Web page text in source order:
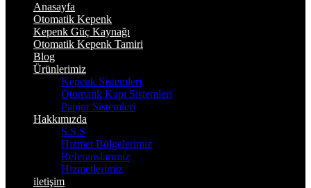
Anasayfa
Otomatik Kepenk
Kepenk Güç Kaynağı
Otomatik Kepenk Tamiri
Blog
Ürünlerimiz
Kepenk Sistemleri
Otomatik Kapı Sistemleri
Panjur Sistemleri
Hakkımızda
S.S.S
Hizmet Bölgelerimiz
Referanslarımız
Hizmetlerimiz
iletişim